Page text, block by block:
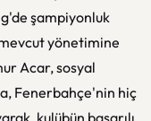
şampiyonluk
mevcut yönetimine
Acar, sosyal
Fenerbahçe'nin hiç
kulübün başarılı